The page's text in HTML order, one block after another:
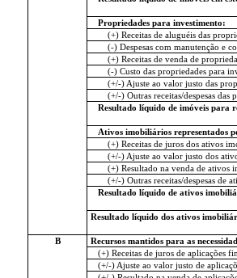
Propriedades para investimento:
(+) Receitas de aluguéis das
(-) Despesas com manutenção e
(+) Receitas de venda de
(-) Custo das propriedades para
(+/-) Ajuste ao valor justo das
(+/-) Outras receitas/despesas das
Resultado líquido de imóveis para
Ativos imobiliários representados
(+) Receitas de juros dos ativos
(+/-) Ajuste ao valor justo dos
(+) Resultado na venda de ativos
(+/-) Outras receitas/despesas de
Resultado líquido de ativos
Resultado líquido dos ativos
B
Recursos mantidos para as
(+) Receitas de juros de aplicações
(+/-) Ajuste ao valor justo de